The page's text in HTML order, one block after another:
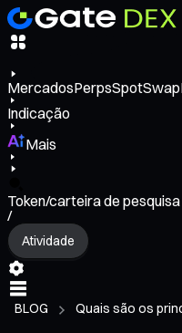
MercadosPerpsSpotSwap
Indicação
Mais
Token/carteira de pesquisa
/
Atividade
BLOG Quais são os